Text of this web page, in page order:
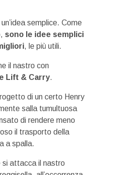
semplice. Come
sono le idee semplici
, le più utili.
il nastro con
Lift & Carry.
di un certo Henry
salla tumultuosa
di rendere meno
il trasporto della
a spalla.
si attacca il nastro